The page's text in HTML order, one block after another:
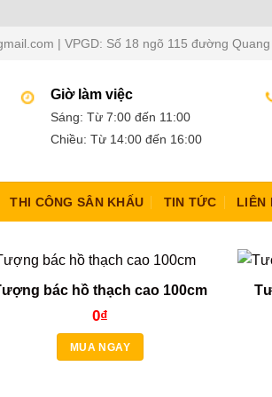
| VPGD: Số 18 ngõ 115 đường
Giờ làm việc
Sáng: Từ 7:00 đến 11:00
Chiều: Từ 14:00 đến 16:00
THI CÔNG SÂN KHẤU TIN TỨC LIÊN
bác hồ thạch cao 100cm
0₫
MUA NGAY